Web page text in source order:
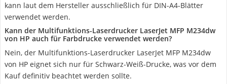
kann laut dem Hersteller ausschließlich für DIN-A4-Blätter
verwendet werden.
Kann der Multifunktions-Laserdrucker LaserJet MFP M234dw
von HP auch für Farbdrucke verwendet werden?
Nein, der Multifunktions-Laserdrucker LaserJet MFP M234dw
von HP eignet sich nur für Schwarz-Weiß-Drucke, was vor dem
Kauf definitiv beachtet werden sollte.